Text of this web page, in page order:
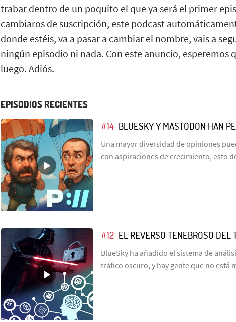
trabar dentro de un poquito el que ya será el primer
cambiaros de suscripción, este podcast
donde estéis, va a pasar a cambiar el nombre, vais a
ningún episodio ni nada. Con este anuncio, esperemos
luego. Adiós.
EPISODIOS RECIENTES
#14 BLUESKY Y MASTODON HAN
Una mayor diversidad de opiniones
con aspiraciones de crecimiento, esto
#12 EL REVERSO TENEBROSO DEL
BlueSky ha añadido el sistema de
tráfico oscuro, y hay gente que no está